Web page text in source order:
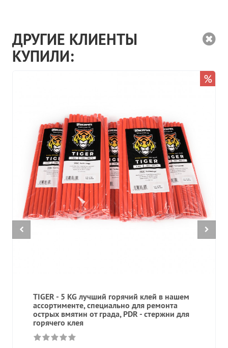
ДРУГИЕ КЛИЕНТЫ
КУПИЛИ:
TIGER - 5 KG лучший горячий клей в нашем
ассортименте, специально для ремонта
острых вмятин от града, PDR - стержни для
горячего клея
%